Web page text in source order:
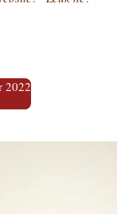
2022